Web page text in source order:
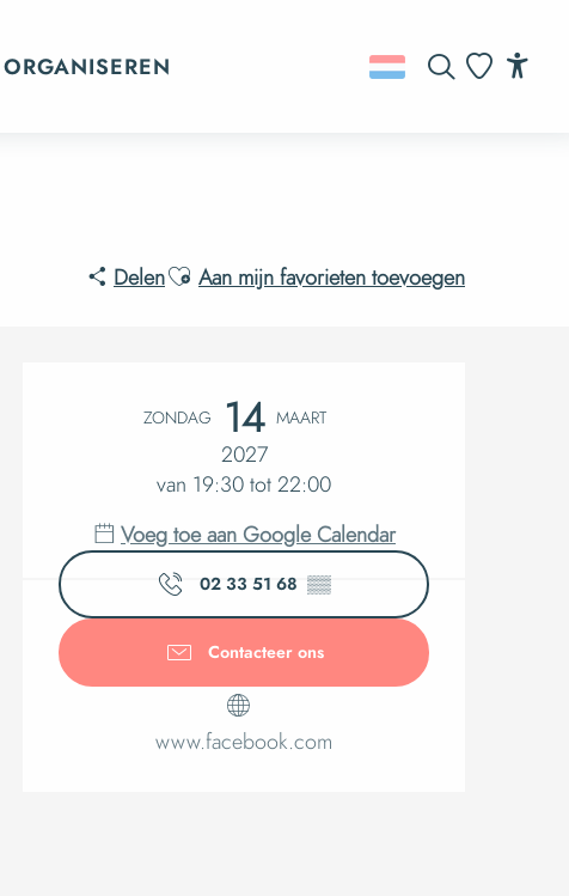
ORGANISEREN
DelenAjouter aux favoris
Aan mijn favorieten toevoegen
ZONDAG 14 MAART
2027
van 19:30 tot 22:00
Voeg toe aan Google Calendar
02 33 51 68 ▒▒
Contacteer ons
www.facebook.com